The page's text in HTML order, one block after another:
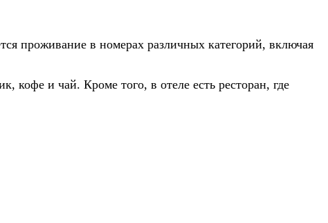
проживание в номерах различных категорий, включая
кофе и чай. Кроме того, в отеле есть ресторан, где